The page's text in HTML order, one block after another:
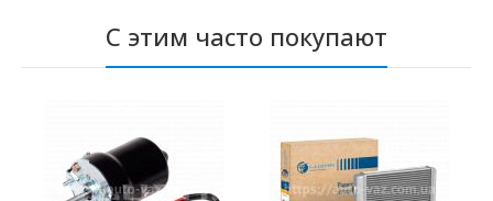
С этим часто покупают